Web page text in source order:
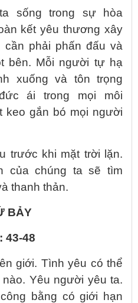
sống trong sự hòa
kết yêu thương xây
phải phấn đấu và
bên. Mỗi người tự hạ
xuống và tôn trọng
ái trong mọi môi
keo gắn bó mọi người
trước khi mặt trời lặn.
của chúng ta sẽ tìm
thanh thản.
BẢY
43-48
giới. Tình yêu có thể
Yêu người yêu ta.
bằng có giới hạn